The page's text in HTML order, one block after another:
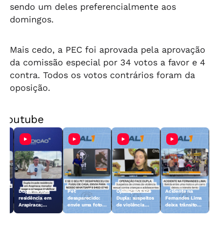
sendo um deles preferencialmente aos
domingos.
Mais cedo, a PEC foi aprovada pela aprovação
da comissão especial por 34 votos a favor e 4
contra. Todos os votos contrários foram da
oposição.
Dupla invade
residência em
Arapiraca;
Pet
desaparecido:
envie uma foto
Operação Face
Dupla: suspeitos
de violência
Acidente na
Fernandes Lima
deixa trânsito